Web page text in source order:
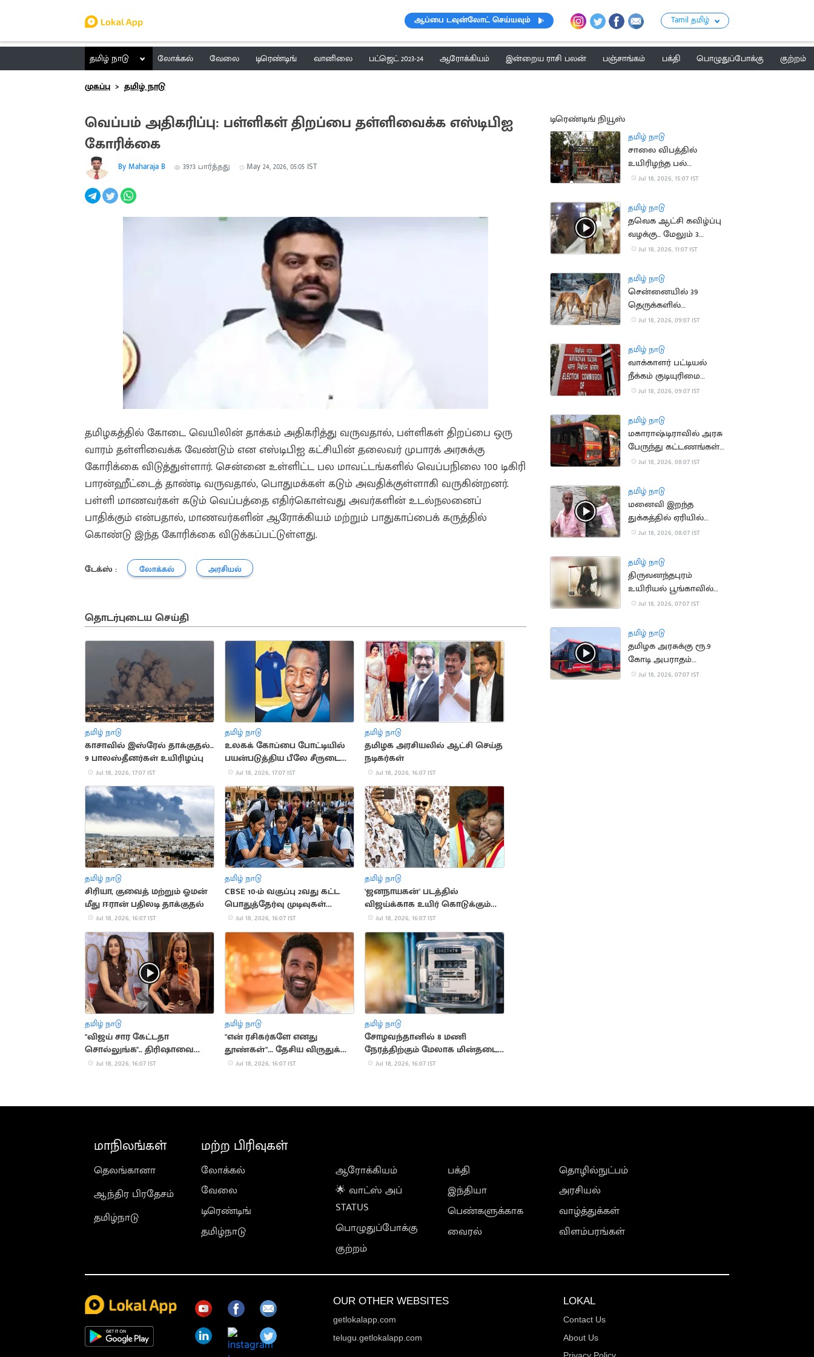
ஆப்பை டவுன்லோட் செய்யவும் Tamil தமிழ்
தமிழ் நாடு லோக்கல் வேலை டிரெண்டிங் வானிலை பட்ஜெட் 2023-24 ஆரோக்கியம் இன்றைய ராசி பலன் பஞ்சாங்கம் பக்தி பொழுதுப்போக்கு
குற்றம்
முகப்பு
தமிழ் நாடு
வெப்பம் அதிகரிப்பு: பள்ளிகள் திறப்பை தள்ளிவைக்க எஸ்டிபிஐ
கோரிக்கை
By Maharaja B 3973 பார்த்தது May 24, 2026, 05:05 IST
தமிழகத்தில் கோடை வெயிலின் தாக்கம் அதிகரித்து வருவதால், பள்ளிகள் திறப்பை ஒரு
வாரம் தள்ளிவைக்க வேண்டும் என எஸ்டிபிஐ கட்சியின் தலைவர் முபாரக் அரசுக்கு
கோரிக்கை விடுத்துள்ளார். சென்னை உள்ளிட்ட பல மாவட்டங்களில் வெப்பநிலை 100 டிகிரி
பாரன்ஹீட்டைத் தாண்டி வருவதால், பொதுமக்கள் கடும் அவதிக்குள்ளாகி வருகின்றனர்.
பள்ளி மாணவர்கள் கடும் வெப்பத்தை எதிர்கொள்வது அவர்களின் உடல்நலனைப்
பாதிக்கும் என்பதால், மாணவர்களின் ஆரோக்கியம் மற்றும் பாதுகாப்பைக் கருத்தில்
கொண்டு இந்த கோரிக்கை விடுக்கப்பட்டுள்ளது.
டேக்ஸ் : லோக்கல் அரசியல்
தொடர்புடைய செய்தி
தமிழ் நாடு
காசாவில் இஸ்ரேல் தாக்குதல்..
9 பாலஸ்தீனர்கள் உயிரிழப்பு
Jul 18, 2026, 17:07 IST
தமிழ் நாடு
உலகக் கோப்பை போட்டியில்
பயன்படுத்திய பீலே சீருடை
ரூ.47 கோடிக்கு ஏலம்
Jul 18, 2026, 17:07 IST
தமிழ் நாடு
தமிழக அரசியலில் ஆட்சி செய்த
நடிகர்கள்
Jul 18, 2026, 16:07 IST
தமிழ் நாடு
சிரியா, குவைத் மற்றும் ஓமன்
மீது ஈரான் பதிலடி தாக்குதல்
Jul 18, 2026, 16:07 IST
தமிழ் நாடு
CBSE 10-ம் வகுப்பு 2வது கட்ட
பொதுத்தேர்வு முடிவுகள்
வெளியானது
Jul 18, 2026, 16:07 IST
தமிழ் நாடு
'ஜனநாயகன்' படத்தில்
விஜய்க்காக உயிர் கொடுக்கும்
நண்பன் நான்”.. அமைச்சர்
ஸ்ரீநாத்
Jul 18, 2026, 16:07 IST
தமிழ் நாடு
"விஜய் சார கேட்டதா
சொல்லுங்க".. திரிஷாவை
நோக்கி குரல் எழுப்பிய
Jul 18, 2026, 16:07 IST
தமிழ் நாடு
"என் ரசிகர்களே எனது
தூண்கள்"... தேசிய விருதுக்கு
தனுஷ் நெகிழ்ச்சி பதிவு
Jul 18, 2026, 16:07 IST
தமிழ் நாடு
சோழவந்தானில் 8 மணி
நேரத்திற்கும் மேலாக மின்தடை..
மக்கள் அவதி
Jul 18, 2026, 16:07 IST
டிரெண்டிங் நியூஸ்
தமிழ் நாடு
சாலை விபத்தில்
உயிரிழந்த பல்
மருத்துவரின்
கோடி இழப்பீடு
Jul 18, 2026, 15:07 IST
தமிழ் நாடு
தவெக ஆட்சி கவிழ்ப்பு
வழக்கு... மேலும் 3
பேரிடம் போலீசார் தீவிர
Jul 18, 2026, 11:07 IST
தமிழ் நாடு
சென்னையில் 39
தெருக்களில்
தெருநாய்களுக்கு
Jul 18, 2026, 09:07 IST
தமிழ் நாடு
வாக்காளர் பட்டியல்
நீக்கம் குடியுரிமை
இழப்பாகாது: உச்ச
Jul 18, 2026, 09:07 IST
தமிழ் நாடு
மகாராஷ்டிராவில் அரசு
பேருந்து கட்டணங்கள்
உயர்வு
Jul 18, 2026, 08:07 IST
தமிழ் நாடு
மனைவி இறந்த
துக்கத்தில் ஏரியில்
குதித்து தற்கொலை
மீட்பு
Jul 18, 2026, 08:07 IST
தமிழ் நாடு
திருவனந்தபுரம்
உயிரியல் பூங்காவில்
நீலகிரி கருங்குரங்கு
Jul 18, 2026, 07:07 IST
தமிழ் நாடு
தமிழக அரசுக்கு ரூ.9
கோடி அபராதம்
செலுத்திய OHM
Jul 18, 2026, 07:07 IST
மாநிலங்கள்
தெலங்கானா
ஆந்திர பிரதேசம்
தமிழ்நாடு
மற்ற பிரிவுகள்
லோக்கல்
வேலை
டிரெண்டிங்
தமிழ்நாடு
ஆரோக்கியம்
🌟 வாட்ஸ் அப்
STATUS
பொழுதுப்போக்கு
குற்றம்
பக்தி
இந்தியா
பெண்களுக்காக
வைரல்
தொழில்நுட்பம்
அரசியல்
வாழ்த்துக்கள்
விளம்பரங்கள்
OUR OTHER WEBSITES
getlokalapp.com
telugu.getlokalapp.com
LOKAL
Contact Us
About Us